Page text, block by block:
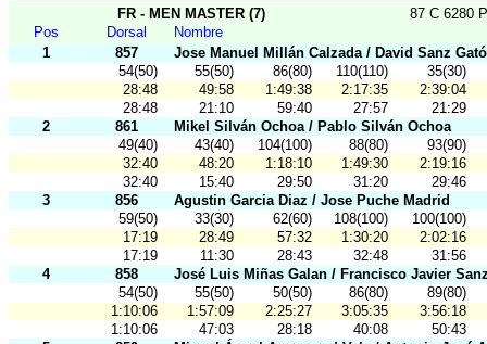
FR - MEN MASTER (7)
87 C 6280
Pos
Dorsal
Nombre
1
857
Jose Manuel Millán Calzada / David Sanz
54(50)
55(50) 86(80) 110(110)
35(30)
28:48
49:58 1:49:38 2:17:35
2:39:04
28:48
21:10 59:40 27:57
21:29
2
861
Mikel Silván Ochoa / Pablo Silván Ochoa
49(40)
43(40) 104(100) 88(80)
93(90)
32:40
48:20 1:18:10 1:49:30
2:19:16
32:40
15:40 29:50 31:20
29:46
3
856
Agustin Garcia Diaz / Jose Puche Madrid
59(50)
33(30) 62(60) 108(100)
100(100)
17:19
28:49 57:32 1:30:20
2:02:16
17:19
11:30 28:43 32:48
31:56
4
858
José Luis Miñas Galan / Francisco Javier
54(50)
55(50) 50(50) 86(80)
89(80)
1:10:06
1:57:09 2:25:27 3:05:35
3:56:18
1:10:06
47:03 28:18 40:08
50:43